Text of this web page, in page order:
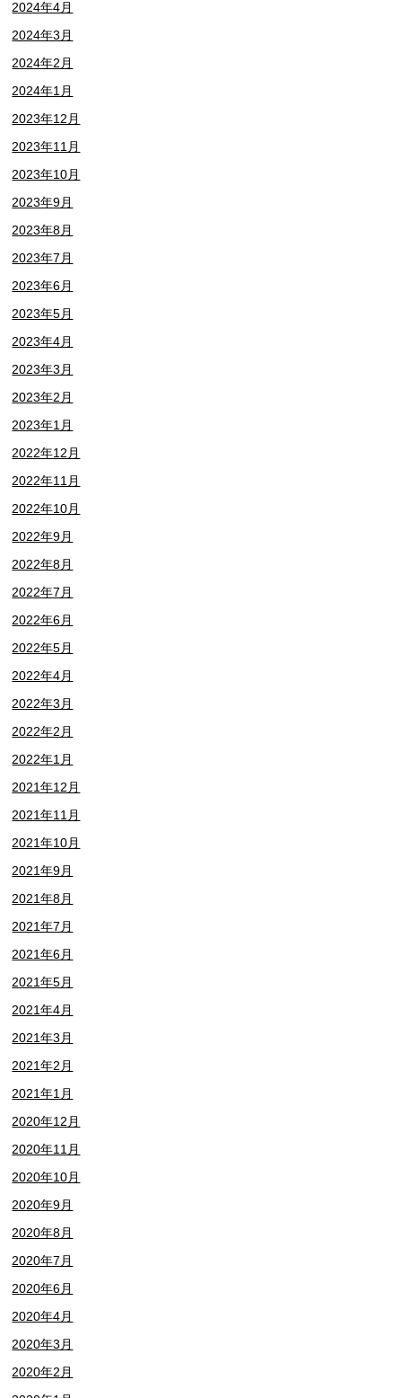
2024年4月
2024年3月
2024年2月
2024年1月
2023年12月
2023年11月
2023年10月
2023年9月
2023年8月
2023年7月
2023年6月
2023年5月
2023年4月
2023年3月
2023年2月
2023年1月
2022年12月
2022年11月
2022年10月
2022年9月
2022年8月
2022年7月
2022年6月
2022年5月
2022年4月
2022年3月
2022年2月
2022年1月
2021年12月
2021年11月
2021年10月
2021年9月
2021年8月
2021年7月
2021年6月
2021年5月
2021年4月
2021年3月
2021年2月
2021年1月
2020年12月
2020年11月
2020年10月
2020年9月
2020年8月
2020年7月
2020年6月
2020年4月
2020年3月
2020年2月